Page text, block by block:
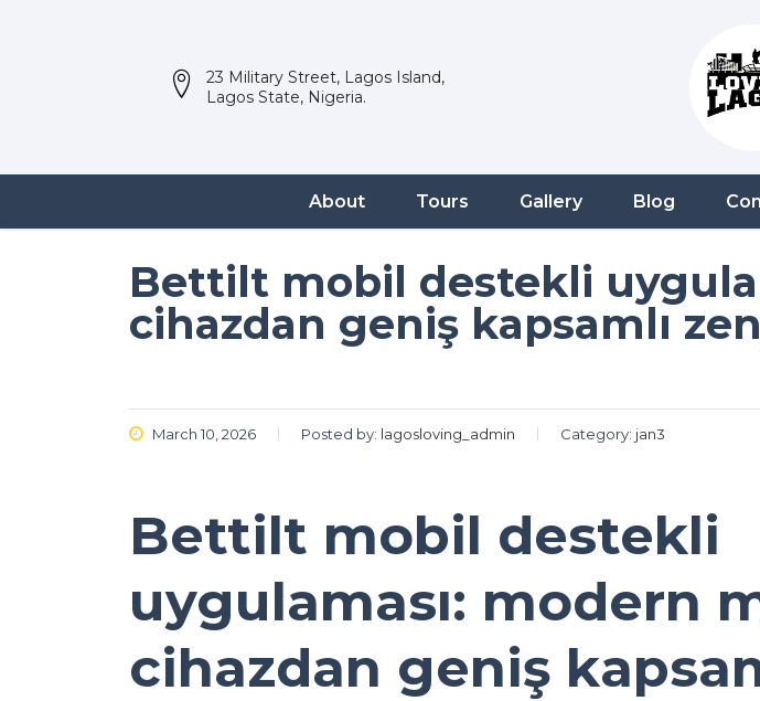
23 Military Street, Lagos Island,
Lagos State, Nigeria.
About Tours Gallery Blog
Bettilt mobil destekli
cihazdan geniş kapsamlı
March 10, 2026 Posted by: lagosloving_admin Category: jan3
Bettilt mobil destekli
uygulaması: modern
cihazdan geniş